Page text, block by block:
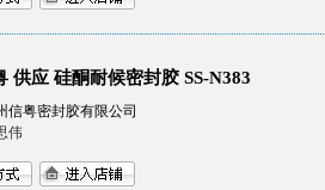
供应 硅酮耐候密封胶 SS-N383
信粤密封胶有限公司
伟